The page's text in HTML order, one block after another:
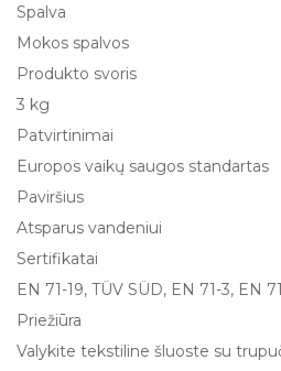
Spalva
Mokos spalvos
Produkto svoris
3 kg
Patvirtinimai
Europos vaikų saugos standartas
Paviršius
Atsparus vandeniui
Sertifikatai
EN 71-19, TÜV SÜD, EN 71-3, EN
Priežiūra
Valykite tekstiline šluoste su